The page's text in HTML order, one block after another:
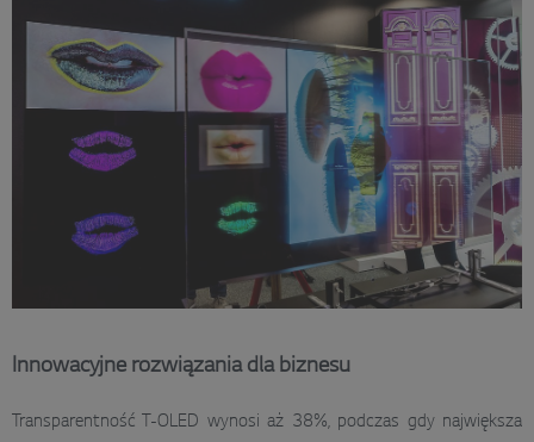
Innowacyjne rozwiązania dla biznesu
Transparentność T-OLED wynosi aż 38%, podczas gdy największa